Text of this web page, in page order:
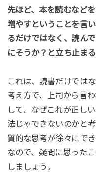
先ほど、本を読むなど
増やすということを言
るだけではなく、読ん
にそうか？と立ち止ま
これは、読書だけでは
考え方で、上司から言
して、なぜこれが正し
法じゃできないのかと
質的な思考が徐々にで
なので、疑問に思った
しましょう。